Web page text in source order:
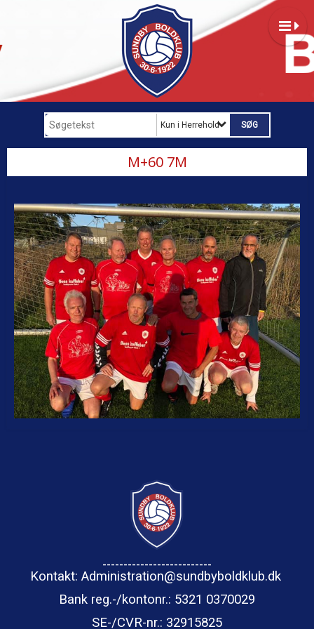
Kun i Herrehold
M+60 7M
--------------------------
Kontakt: Administration@sundbyboldklub.dk
Bank reg.-/kontonr.: 5321 0370029
SE-/CVR-nr.: 32915825